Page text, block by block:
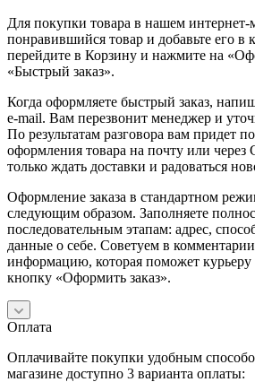
Для покупки товара в нашем интернет-
понравившийся товар и добавьте его в
перейдите в Корзину и нажмите на
«Быстрый заказ».
Когда оформляете быстрый заказ,
e-mail. Вам перезвонит менеджер и
По результатам разговора вам придет
оформления товара на почту или через
только ждать доставки и радоваться
Оформление заказа в стандартном
следующим образом. Заполняете
последовательным этапам: адрес,
данные о себе. Советуем в комментарии
информацию, которая поможет
кнопку «Оформить заказ».
Оплата
Оплачивайте покупки удобным
магазине доступно 3 варианта оплаты: